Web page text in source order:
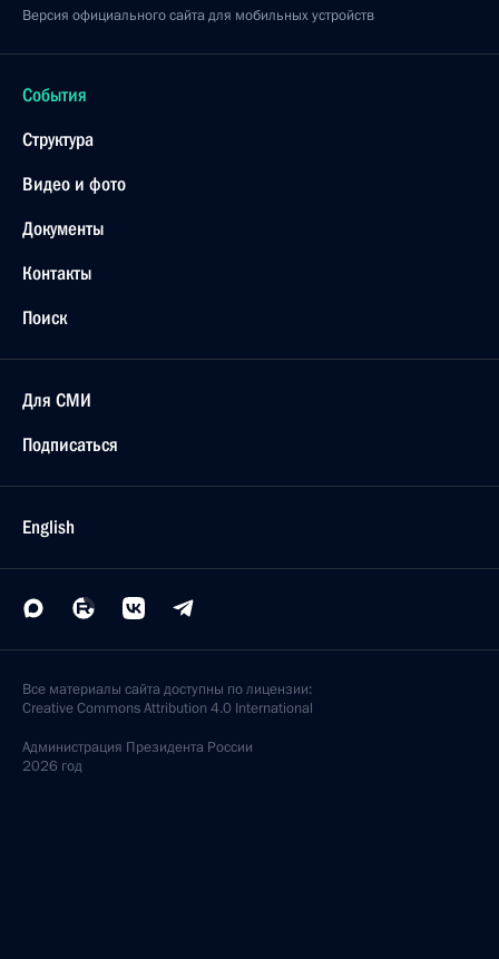
Версия официального сайта для мобильных устройств
События
Структура
Видео и фото
Документы
Контакты
Поиск
Для СМИ
Подписаться
English
Все материалы сайта доступны по лицензии:
Creative Commons Attribution 4.0 International
Администрация Президента России
2026 год